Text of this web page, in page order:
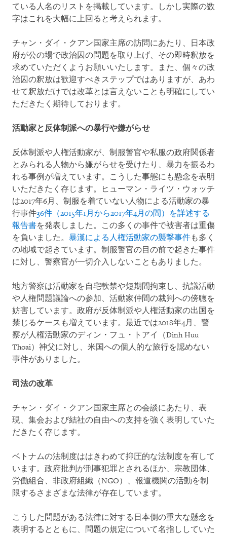
ている人名のリストを掲載しています。しかし実際の数
字はこれを大幅に上回ると考えられます。
チャン・ダイ・クアン国家主席の訪問にあたり、日本政
府が公の場で政治囚の問題を取り上げ、その即時釈放を
求めていただくようお願いいたします。また、個々の政
治囚の釈放は歓迎すべきステップではありますが、あわ
せて釈放だけでは改革とは言えないことも明確にしてい
ただきたく期待しております。
活動家と反体制派への暴行や嫌がらせ
反体制派や人権活動家が、制服警官や私服の政府関係者
とみられる人物から嫌がらせを受けたり、暴力を振るわ
れる事例が増えています。こうした事態にも懸念を表明
いただきたく存じます。ヒューマン・ライツ・ウォッチ
は2017年6月、制服を着ていない人物による活動家の暴
行事件36件（2015年1月から2017年4月の間）を詳述する
報告書を発表しました。この多くの事件で被害者は重傷
を負いました。 暴漢による人権活動家の襲撃事件も多く
の地域で起きています。制服警官の目の前で起きた事件
に対し、警察官が一切介入しないこともありました。
地方警察は活動家を自宅軟禁や短期間拘束し、抗議活動
や人権問題議論への参加、活動家仲間の裁判への傍聴を
妨害しています。政府が反体制派や人権活動家の出国を
禁じるケースも増えています。最近では2018年4月、警
察が人権活動家のディン・フュ・トアイ（Dinh Huu
Thoai）神父に対し、米国への個人的な旅行を認めない
事件がありました。
司法の改革
チャン・ダイ・クアン国家主席との会談にあたり、表
現、集会および結社の自由への支持を強く表明していた
だきたく存じます。
ベトナムの法制度ははきわめて抑圧的な法制度を有して
います。政府批判が刑事犯罪とされるほか、宗教団体、
労働組合、非政府組織（NGO）、報道機関の活動を制
限するさまざまな法律が存在しています。
こうした問題がある法律に対する日本側の重大な懸念を
表明するとともに、問題の規定について名指ししていた